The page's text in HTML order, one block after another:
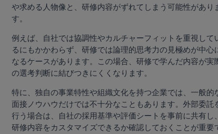
や求める人物像と、研修内容がずれてしまう可能性があり
す。
例えば、自社では協調性やカルチャーフィットを重視して
るにもかかわらず、研修では論理的思考力の見極めが中心
なるケースがあります。この場合、研修で学んだ内容が実
の選考判断に結びつきにくくなります。
特に、独自の事業特性や組織文化を持つ企業では、一般的
面接ノウハウだけでは不十分なこともあります。外部委託
行う場合は、自社の採用基準や評価シートを事前に共有し
研修内容をカスタマイズできるか確認しておくことが重要